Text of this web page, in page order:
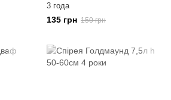
3 года
135 грн 150 грн